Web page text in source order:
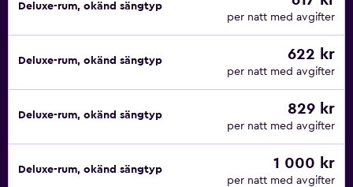
Deluxe-rum, okänd sängtyp
per natt med avgifter
Deluxe-rum, okänd sängtyp 622 kr
per natt med avgifter
Deluxe-rum, okänd sängtyp 829 kr
per natt med avgifter
Deluxe-rum, okänd sängtyp 1 000 kr
per natt med avgifter